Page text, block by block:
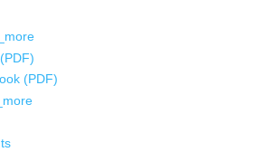
(PDF)